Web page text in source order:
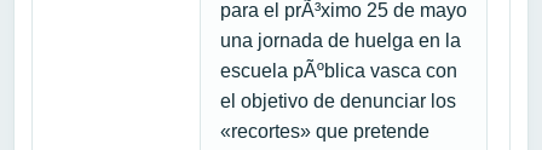
para el prÃ³ximo 25 de mayo
una jornada de huelga en la
escuela pÃºblica vasca con
el objetivo de denunciar los
«recortes» que pretende